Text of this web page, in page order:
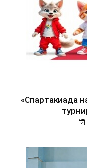
«Спартакиада